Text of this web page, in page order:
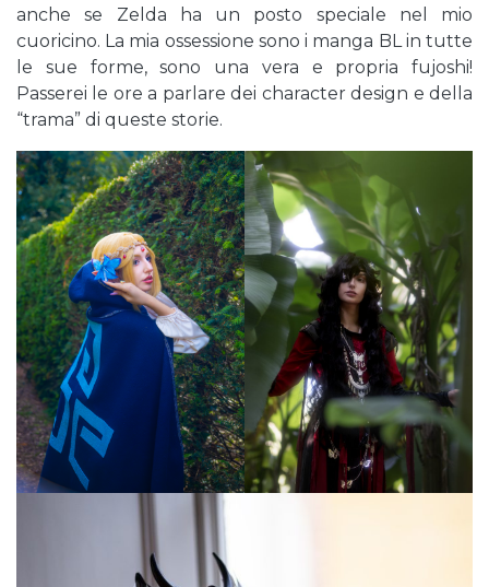
anche se Zelda ha un posto speciale nel mio
cuoricino. La mia ossessione sono i manga BL in tutte
le sue forme, sono una vera e propria fujoshi!
Passerei le ore a parlare dei character design e della
“trama” di queste storie.